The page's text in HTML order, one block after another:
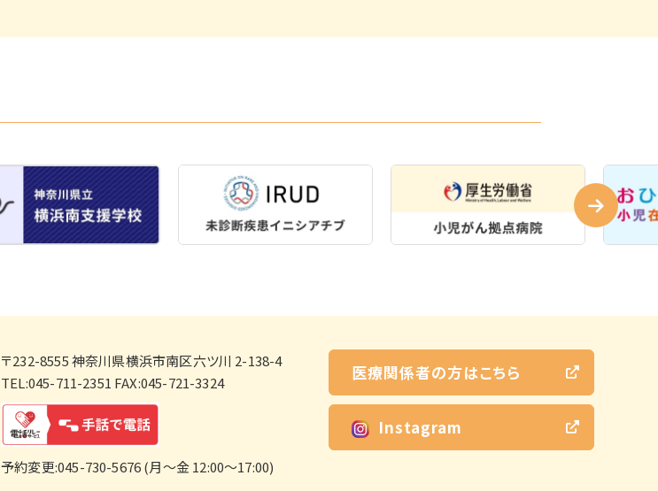
〒232-8555神奈川県横浜市南区六ツ川 2-138-4
TEL:045-711-2351 FAX:045-721-3324
予約変更:045-730-5676 (月～金 12:00～17:00)
医療関係者の方はこちら
Instagram